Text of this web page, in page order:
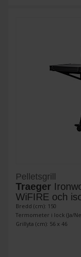
Pelletsgrill
Traeger
WiFIRE och
Bredd (cm): 150
Termometer i lock (Ja/
Grillyta (cm): 56 x 46